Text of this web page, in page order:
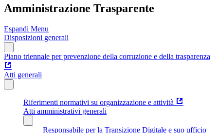
Amministrazione Trasparente
Espandi Menu
Disposizioni generali
Piano triennale per prevenzione della corruzione e della trasparenza
Atti generali
Riferimenti normativi su organizzazione e attività
Atti amministrativi generali
Responsabile per la Transizione Digitale e suo ufficio